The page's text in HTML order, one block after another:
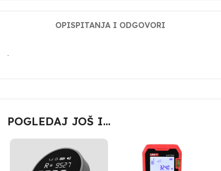
OPISPITANJA I ODGOVORI
.
POGLEDAJ JOŠ I...